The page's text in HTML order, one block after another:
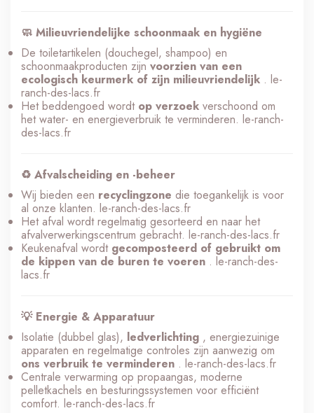
🧼 Milieuvriendelijke schoonmaak en hygiëne
De toiletartikelen (douchegel, shampoo) en
schoonmaakproducten zijn voorzien van een
ecologisch keurmerk of zijn milieuvriendelijk . le-
ranch-des-lacs.fr
Het beddengoed wordt op verzoek verschoond om
het water- en energieverbruik te verminderen. le-ranch-
des-lacs.fr
♻️ Afvalscheiding en -beheer
Wij bieden een recyclingzone die toegankelijk is voor
al onze klanten. le-ranch-des-lacs.fr
Het afval wordt regelmatig gesorteerd en naar het
afvalverwerkingscentrum gebracht. le-ranch-des-lacs.fr
Keukenafval wordt gecomposteerd of gebruikt om
de kippen van de buren te voeren . le-ranch-des-
lacs.fr
💡 Energie & Apparatuur
Isolatie (dubbel glas), ledverlichting , energiezuinige
apparaten en regelmatige controles zijn aanwezig om
ons verbruik te verminderen . le-ranch-des-lacs.fr
Centrale verwarming op propaangas, moderne
pelletkachels en besturingssystemen voor efficiënt
comfort. le-ranch-des-lacs.fr